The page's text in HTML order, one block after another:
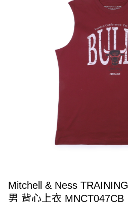
Mitchell & Ness
男 背心上衣 MNCT047CB